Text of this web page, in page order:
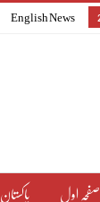
English News
صفحہ اول پاکستان